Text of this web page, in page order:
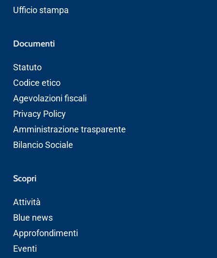
Ufficio stampa
Documenti
Statuto
Codice etico
Agevolazioni fiscali
Privacy Policy
Amministrazione trasparente
Bilancio Sociale
Scopri
Attività
Blue news
Approfondimenti
Eventi